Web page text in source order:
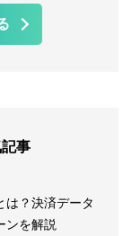
事
は？決済データ
ンを解説